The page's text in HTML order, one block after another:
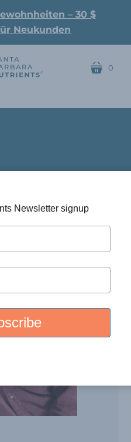
– 30 $
Neukunden
Wagen
0
Newsletter signup